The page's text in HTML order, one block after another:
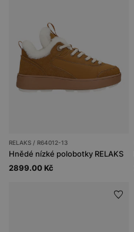
RELAKS / R64012-13
Hnědé nízké polobotky RELAKS
2899.00 Kč